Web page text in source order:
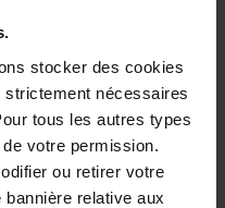
stocker des cookies
strictement nécessaires
tous les autres types
votre permission.
ou retirer votre
relative aux